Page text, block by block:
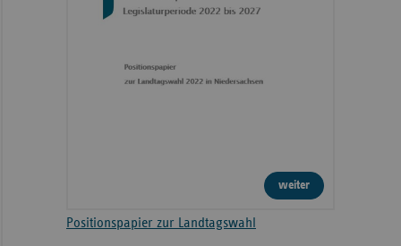
weiter
Positionspapier zur Landtagswahl